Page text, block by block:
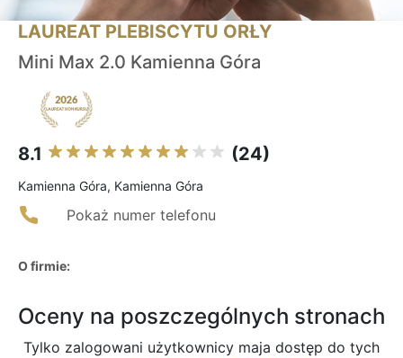
LAUREAT PLEBISCYTU ORŁY
Mini Max 2.0 Kamienna Góra
8.1 (24)
Kamienna Góra, Kamienna Góra
Pokaż numer telefonu
O firmie:
Oceny na poszczególnych stronach
Tylko zalogowani użytkownicy maja dostęp do tych